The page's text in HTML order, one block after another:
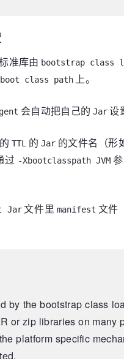
准库由 bootstrap class
boot class path 上。
会自动把自己的 Jar 设
TTL 的 Jar 的文件名（形
过 -Xbootclasspath JVM
Jar 文件里 manifest 文件
by the bootstrap class
or zip libraries on
platform specific